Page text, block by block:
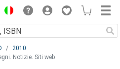
2010
Notizie. Siti web